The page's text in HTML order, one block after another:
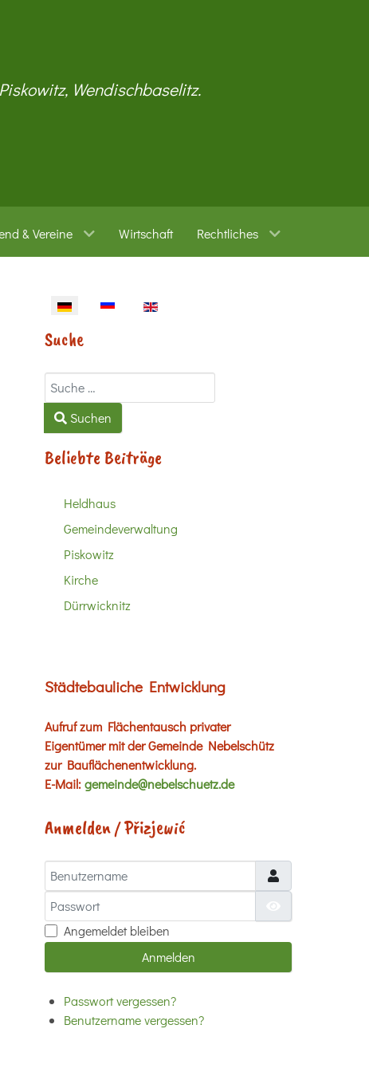
Wendischbaselitz.
& Vereine Wirtschaft Rechtliches
Sprache auswählen
Suche
Suchen
Suchen
Beliebte Beiträge
Heldhaus
Gemeindeverwaltung
Piskowitz
Kirche
Dürrwicknitz
Städtebauliche Entwicklung
Aufruf zum Flächentausch privater
Eigentümer mit der Gemeinde Nebelschütz
zur Bauflächenentwicklung.
E-Mail:gemeinde@nebelschuetz.de
Anmelden / Přizjewić
Benutzername
Passwort
Angemeldet bleiben
Anmelden
Passwort vergessen?
Benutzername vergessen?